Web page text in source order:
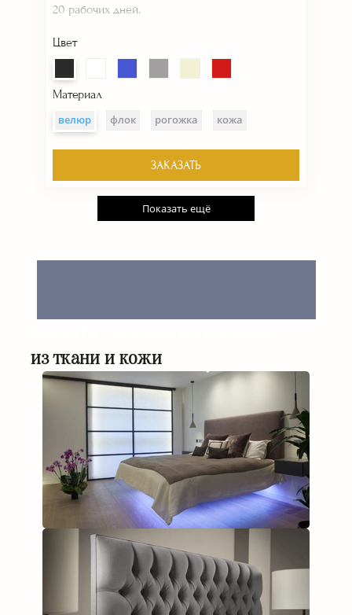
20 рабочих дней.
Цвет
Материал
велюр
флок рогожка кожа
ЗАКАЗАТЬ
Показать ещё
из ткани и кожи